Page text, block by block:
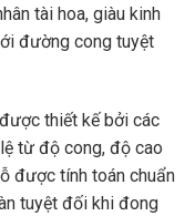
tài hoa, giàu kinh
đường cong tuyệt
thiết kế bởi các
từ độ cong, độ cao
được tính toán chuẩn
tuyệt đối khi đong